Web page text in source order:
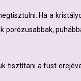
Ha a
porózusabbak,
tisztítani a füst